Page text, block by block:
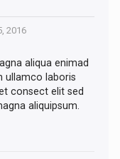
2016
aliqua enimad
ullamco laboris
consect elit sed
aliquipsum.